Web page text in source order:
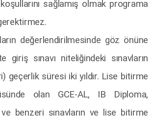
sağlamış olmak programa
değerlendirilmesinde göz önüne
giriş sınavı niteliğindeki sınavların
geçerlik süresi iki yıldır. Lise bitirme
olan GCE-AL, IB Diploma,
benzeri sınavların ve lise bitirme